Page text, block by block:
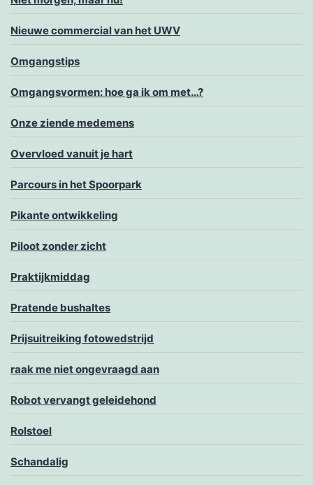
Nieuwe commercial van het UWV
Omgangstips
Omgangsvormen: hoe ga ik om met…?
Onze ziende medemens
Overvloed vanuit je hart
Parcours in het Spoorpark
Pikante ontwikkeling
Piloot zonder zicht
Praktijkmiddag
Pratende bushaltes
Prijsuitreiking fotowedstrijd
raak me niet ongevraagd aan
Robot vervangt geleidehond
Rolstoel
Schandalig